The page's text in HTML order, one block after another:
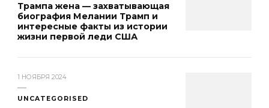
Трампа жена — захватывающая
биография Мелании Трамп и
интересные факты из истории
жизни первой леди США
1 НОЯБРЯ 2024
UNCATEGORISED